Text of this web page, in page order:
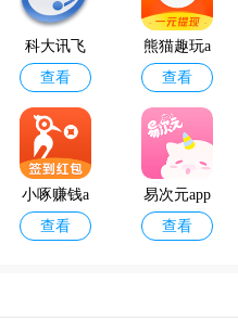
科大讯飞
语音引擎
最新版
查看
熊猫趣玩a
pp官方版
查看
小啄赚钱a
pp
查看
易次元app
查看